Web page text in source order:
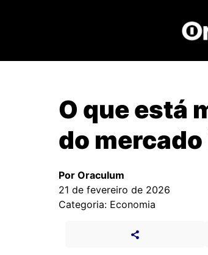
O que está
do
Por Oraculum
21 de fevereiro de 2026
Categoria: Economia